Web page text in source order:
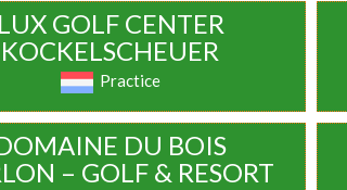
LUX GOLF CENTER
KOCKELSCHEUER
Practice
DU BOIS
– GOLF & RESORT